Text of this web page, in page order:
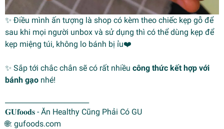
✨ Điều mình ấn tượng là shop có kèm theo chiếc kẹp gỗ để
sau khi mọi người unbox và sử dụng thì có thể dùng kẹp để
kẹp miệng túi, không lo bánh bị ỉu❤️
✨ Sắp tới chắc chắn sẽ có rất nhiều công thức kết hợp với
bánh gạo nhé!
𝐆𝐔𝐟𝐨𝐨𝐝𝐬 - Ăn Healthy Cũng Phải Có GU
🌐: gufoods.com